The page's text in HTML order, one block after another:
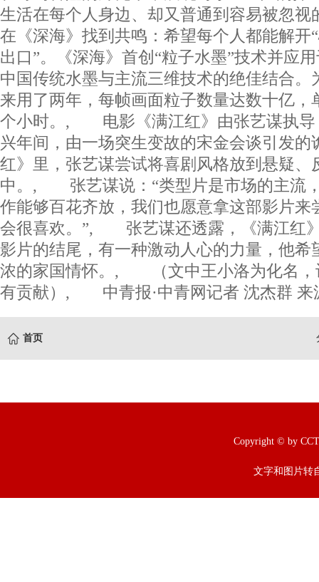
生活在每个人身边、却又普通到容易被忽视
在《深海》找到共鸣：希望每个人都能解开
出口”。《深海》首创“粒子水墨”技术并应
中国传统水墨与主流三维技术的绝佳结合。
来用了两年，每帧画面粒子数量达数十亿，
个小时。, 电影《满江红》由张艺谋执导
兴年间，由一场突生变故的宋金会谈引发的
红》里，张艺谋尝试将喜剧风格放到悬疑、
中。, 张艺谋说：“类型片是市场的主流
作能够百花齐放，我们也愿意拿这部影片来
会很喜欢。”, 张艺谋还透露，《满江红
影片的结尾，有一种激动人心的力量，他希
浓的家国情怀。, （文中王小洛为化名，
有贡献）, 中青报·中青网记者 沈杰群 来
首页
Copyright © by
文字和图片转